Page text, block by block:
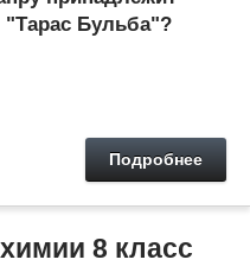
"Тарас Бульба"?
Подробнее
8 класс